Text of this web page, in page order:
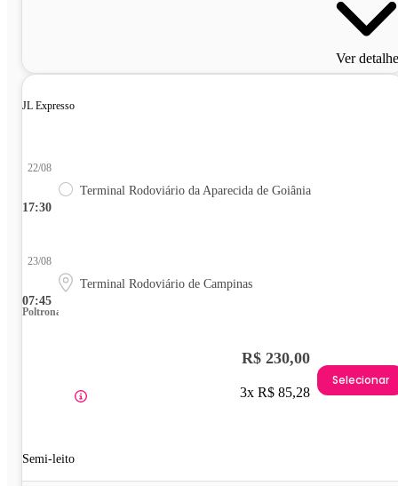
Ver
JL Expresso
17:30
22/08
Terminal Rodoviário da Aparecida de Goiânia
07:45
23/08
Terminal Rodoviário de Campinas
Poltrona
Semi-leito
R$ 230,00
3x R$ 85,28
Selecionar